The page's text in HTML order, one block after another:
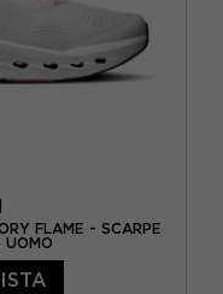
US 12
FLAME - SCARPE
UOMO